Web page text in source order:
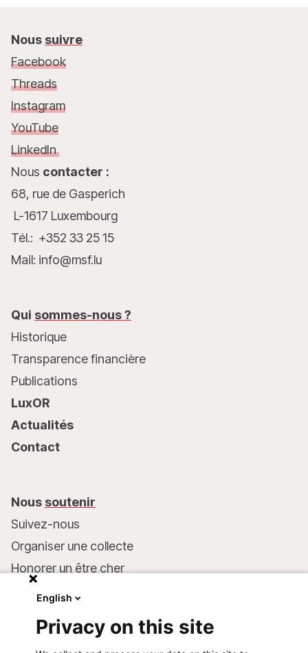
Nous suivre
Facebook
Threads
Instagram
YouTube
LinkedIn
Nous contacter :
68, rue de Gasperich
L-1617 Luxembourg
Tél.: +352 33 25 15
Mail: info@msf.lu
Qui sommes-nous ?
Historique
Transparence financière
Publications
LuxOR
Actualités
Contact
Nous soutenir
Suivez-nous
Organiser une collecte
Honorer un être cher
Faire un don
English
Privacy on this site